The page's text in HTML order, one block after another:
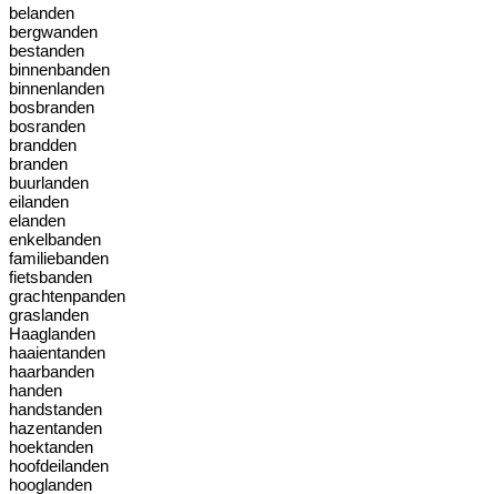
belanden
bergwanden
bestanden
binnenbanden
binnenlanden
bosbranden
bosranden
brandden
branden
buurlanden
eilanden
elanden
enkelbanden
familiebanden
fietsbanden
grachtenpanden
graslanden
Haaglanden
haaientanden
haarbanden
handen
handstanden
hazentanden
hoektanden
hoofdeilanden
hooglanden